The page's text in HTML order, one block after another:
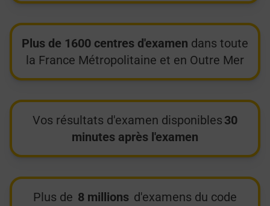
Plus de 1600 centres d'examen dans toute
la France Métropolitaine et en Outre Mer
Vos résultats d'examen disponibles 30
minutes après l'examen
Plus de 8 millions d'examens du code